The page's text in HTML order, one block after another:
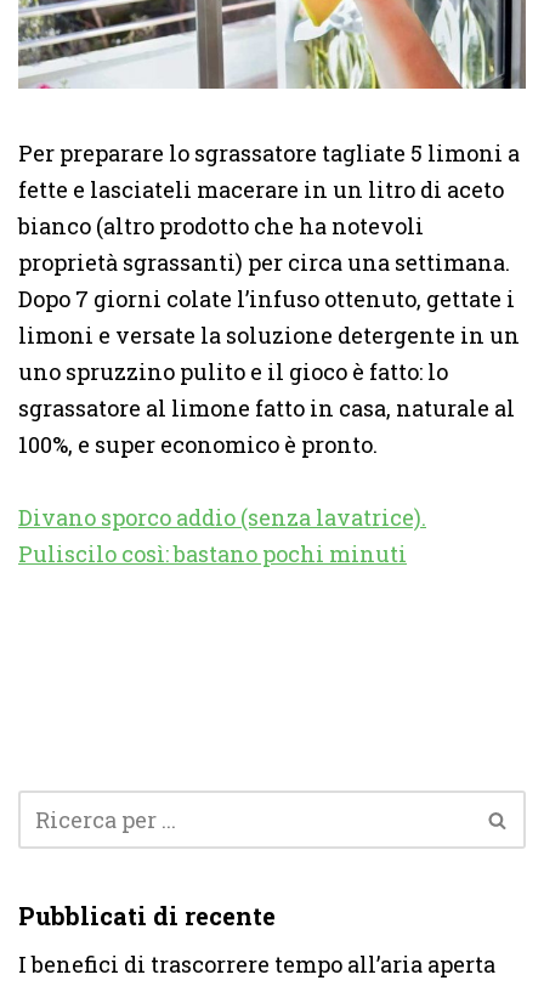
Per preparare lo sgrassatore tagliate 5 limoni a
fette e lasciateli macerare in un litro di aceto
bianco (altro prodotto che ha notevoli
proprietà sgrassanti) per circa una settimana.
Dopo 7 giorni colate l’infuso ottenuto, gettate i
limoni e versate la soluzione detergente in un
uno spruzzino pulito e il gioco è fatto: lo
sgrassatore al limone fatto in casa, naturale al
100%, e super economico è pronto.
Divano sporco addio (senza lavatrice).
Puliscilo così: bastano pochi minuti
Pubblicati di recente
I benefici di trascorrere tempo all’aria aperta